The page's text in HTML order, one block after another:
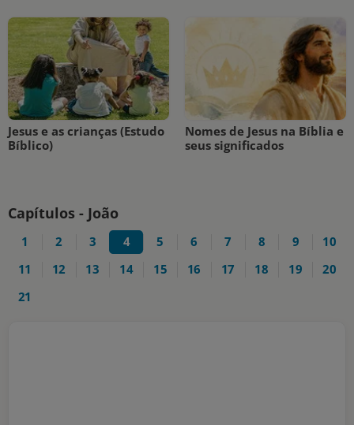
Jesus e as crianças (Estudo
Bíblico)
Nomes de Jesus na Bíblia e
seus significados
Capítulos - João
1 2 3 4 5 6 7 8 9
10
11
12 13 14 15 16 17 18 19
20
21